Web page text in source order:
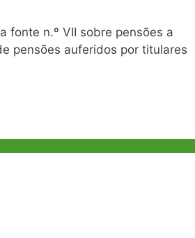
fonte n.º VII sobre pensões a
pensões auferidos por titulares